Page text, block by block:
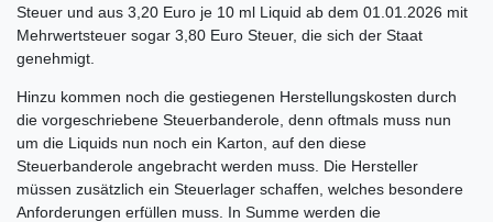
Steuer und aus 3,20 Euro je 10 ml Liquid ab dem 01.01.2026 mit
Mehrwertsteuer sogar 3,80 Euro Steuer, die sich der Staat
genehmigt.
Hinzu kommen noch die gestiegenen Herstellungskosten durch
die vorgeschriebene Steuerbanderole, denn oftmals muss nun
um die Liquids nun noch ein Karton, auf den diese
Steuerbanderole angebracht werden muss. Die Hersteller
müssen zusätzlich ein Steuerlager schaffen, welches besondere
Anforderungen erfüllen muss. In Summe werden die